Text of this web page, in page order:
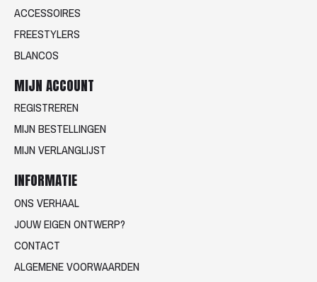
ACCESSOIRES
FREESTYLERS
BLANCOS
MIJN ACCOUNT
REGISTREREN
MIJN BESTELLINGEN
MIJN VERLANGLIJST
INFORMATIE
ONS VERHAAL
JOUW EIGEN ONTWERP?
CONTACT
ALGEMENE VOORWAARDEN